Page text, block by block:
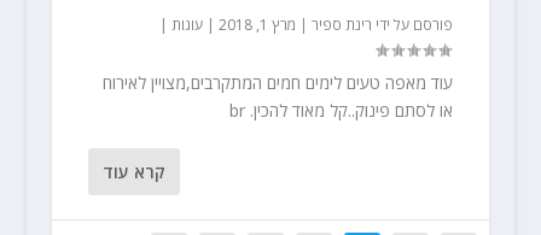
פורסם על ידי רינת ספיר| מרץ 1, 2018 | עוגות|
עוד מאפה טעים לימים חמים המתקרבים,מצויין לאירוח
או לסתם פינוק..קל מאוד להכין. br
קרא עוד